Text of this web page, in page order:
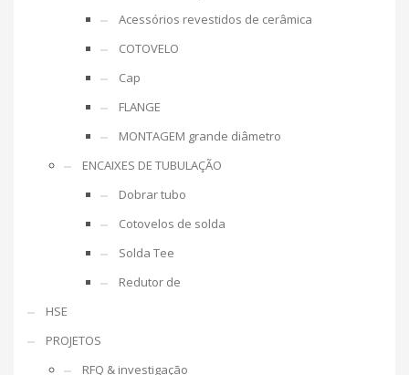
Acessórios revestidos de cerâmica
COTOVELO
Cap
FLANGE
MONTAGEM grande diâmetro
ENCAIXES DE TUBULAÇÃO
Dobrar tubo
Cotovelos de solda
Solda Tee
Redutor de
HSE
PROJETOS
RFQ & investigação